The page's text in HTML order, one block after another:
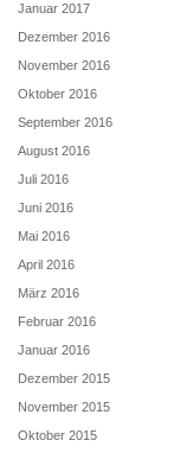
Januar 2017
Dezember 2016
November 2016
Oktober 2016
September 2016
August 2016
Juli 2016
Juni 2016
Mai 2016
April 2016
März 2016
Februar 2016
Januar 2016
Dezember 2015
November 2015
Oktober 2015